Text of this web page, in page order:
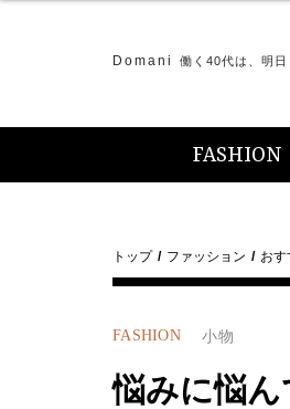
Domani 働く40代は、明日
FASHION
トップ ファッション おす
FASHION 小物
悩みに悩